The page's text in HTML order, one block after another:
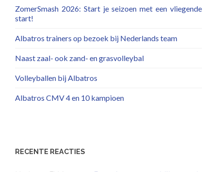
ZomerSmash 2026: Start je seizoen met een vliegende
start!
Albatros trainers op bezoek bij Nederlands team
Naast zaal- ook zand- en grasvolleybal
Volleyballen bij Albatros
Albatros CMV 4 en 10 kampioen
RECENTE REACTIES